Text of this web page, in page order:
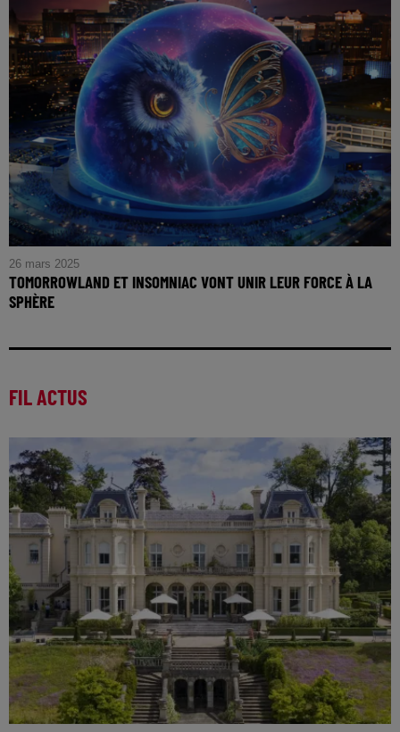
26 mars 2025
TOMORROWLAND ET INSOMNIAC VONT UNIR LEUR FORCE À LA
SPHÈRE
FIL ACTUS